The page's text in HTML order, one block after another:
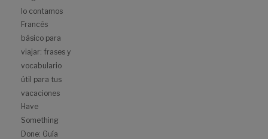
lo contamos
Francés
básico para
viajar: frases y
vocabulario
útil para tus
vacaciones
Have
Something
Done: Guía